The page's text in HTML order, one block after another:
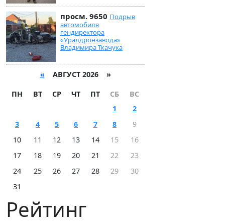
просм. 9650 Подрыв
автомобиля
гендиректора
«Уралдронзавода»
Владимира Ткачука
« АВГУСТ 2026 »
ПН ВТ СР ЧТ ПТ СБ
ВС
1
2
3
4 5 6 7 8
9
10
11 12 13 14 15
16
17
18 19 20 21 22
23
24
25 26 27 28 29
30
31
Рейтинг